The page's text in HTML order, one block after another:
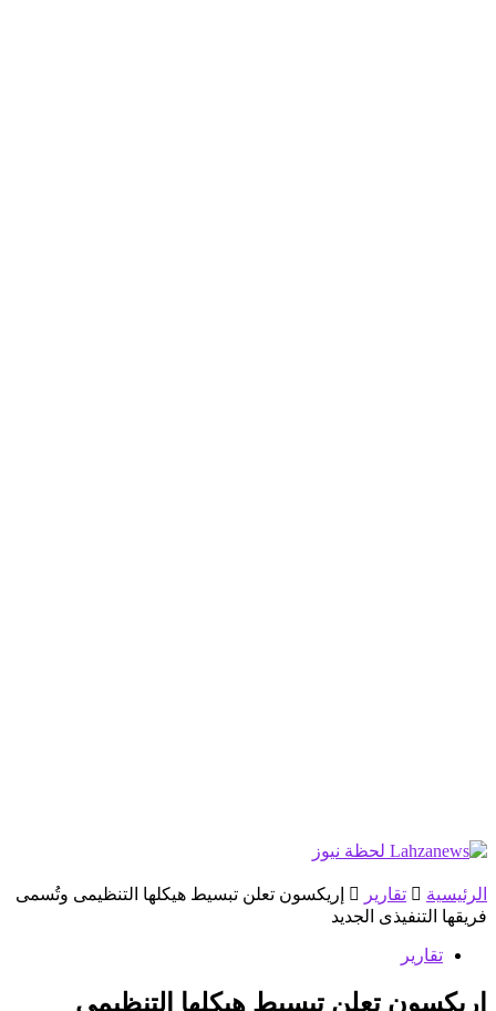
الرئيسية تقارير
إريكسون تعلن تبسيط هيكلها التنظيمى وتُسمى
فريقها التنفيذى الجديد
تقارير
إريكسون تعلن تبسيط هيكلها التنظيمى